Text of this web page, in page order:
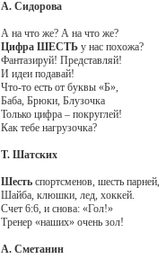
А. Сидорова
А на что же? А на что же?
Цифра ШЕСТЬу нас похожа?
Фантазируй! Представляй!
И идеи подавай!
Что-то есть от буквы «Б»,
Баба, Брюки, Блузочка
Только цифра – покруглей!
Как тебе нагрузочка?
Т. Шатских
Шестьспортсменов, шесть парней,
Шайба, клюшки, лед, хоккей.
Счет 6:6, и снова: «Гол!»
Тренер «наших» очень зол!
А. Сметанин